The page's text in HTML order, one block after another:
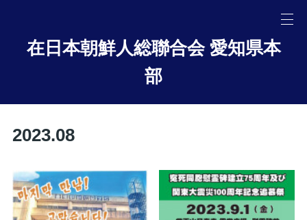
在日本朝鮮人総聯合会 愛知県本
部
2023.08